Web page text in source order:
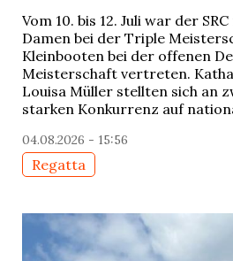
Vom 10. bis 12. Juli war der
Damen bei der Triple
Kleinbooten bei der offenen
Meisterschaft vertreten.
Louisa Müller stellten sich an
starken Konkurrenz auf
04.08.2026 - 15:56
Regatta